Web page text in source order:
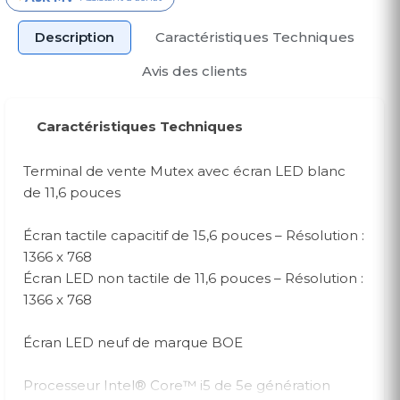
Description
Caractéristiques Techniques
Avis des clients
Caractéristiques Techniques
Terminal de vente Mutex avec écran LED blanc
de 11,6 pouces
Écran tactile capacitif de 15,6 pouces – Résolution :
1366 x 768
Écran LED non tactile de 11,6 pouces – Résolution :
1366 x 768
Écran LED neuf de marque BOE
Processeur Intel® Core™ i5 de 5e génération